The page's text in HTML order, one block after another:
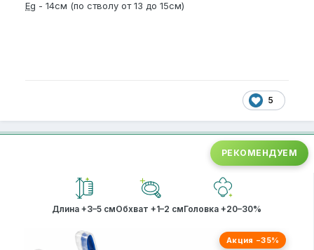
Eg - 14см (по стволу от 13 до 15см)
5
РЕКОМЕНДУЕМ
Длина +3–5 смОбхват +1–2 смГоловка +20–30%
Акция −35%